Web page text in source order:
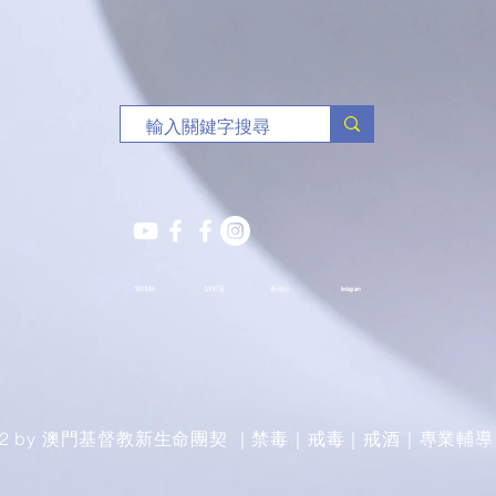
YOUTUBE S.Y.部落 薈穗社 Instagram
by 澳門基督教新生命團契 ｜禁毒｜戒毒｜戒酒｜專業輔